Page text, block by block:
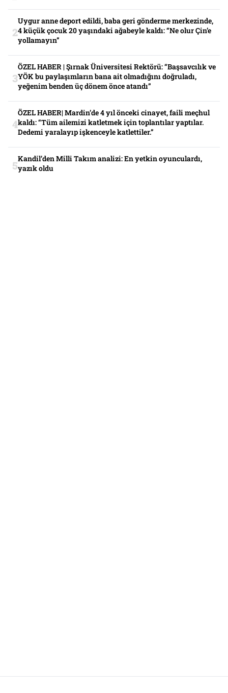
Uygur anne deport edildi, baba geri gönderme merkezinde,
4 küçük çocuk 20 yaşındaki ağabeyle kaldı: “Ne olur Çin’e
yollamayın”
ÖZEL HABER | Şırnak Üniversitesi Rektörü: “Başsavcılık ve
YÖK bu paylaşımların bana ait olmadığını doğruladı,
yeğenim benden üç dönem önce atandı”
ÖZEL HABER| Mardin’de 4 yıl önceki cinayet, faili meçhul
kaldı: “Tüm ailemizi katletmek için toplantılar yaptılar.
Dedemi yaralayıp işkenceyle katlettiler.”
Kandil’den Milli Takım analizi: En yetkin oyunculardı,
yazık oldu